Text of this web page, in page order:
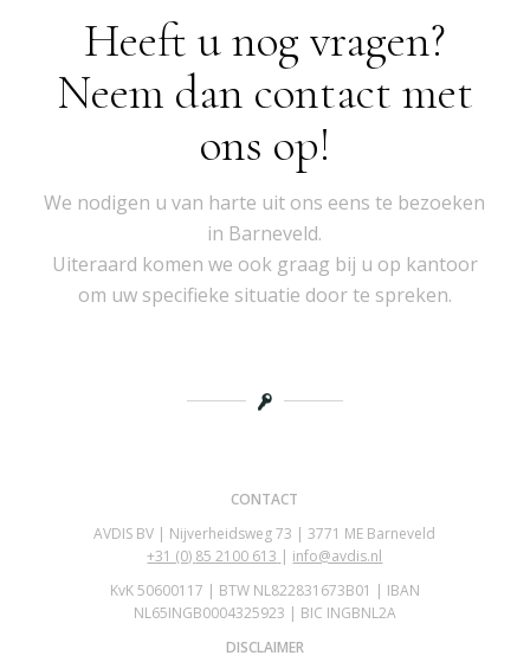
Heeft u nog vragen?
Neem dan contact met
ons op!
We nodigen u van harte uit ons eens te bezoeken
in Barneveld.
Uiteraard komen we ook graag bij u op kantoor
om uw specifieke situatie door te spreken.
CONTACT
AVDIS BV | Nijverheidsweg 73 | 3771 ME Barneveld
+31 (0) 85 2100 613 | info@avdis.nl
KvK 50600117 | BTW NL822831673B01 | IBAN
NL65INGB0004325923 | BIC INGBNL2A
DISCLAIMER